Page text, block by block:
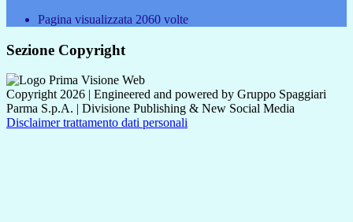
Pagina visualizzata 2060 volte
Sezione Copyright
Copyright 2026 | Engineered and powered by Gruppo Spaggiari
Parma S.p.A. | Divisione Publishing & New Social Media
Disclaimer trattamento dati personali